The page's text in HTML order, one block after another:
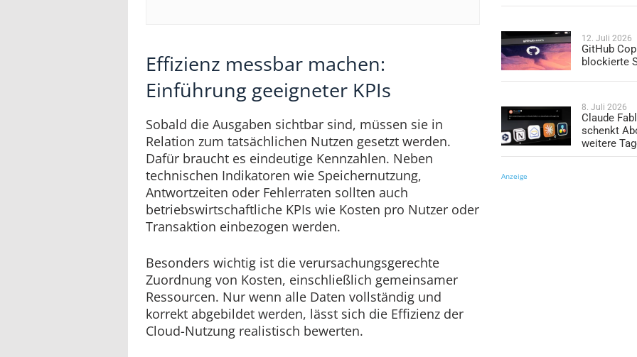
Effizienz messbar machen:
Einführung geeigneter KPIs
Sobald die Ausgaben sichtbar sind, müssen sie in
Relation zum tatsächlichen Nutzen gesetzt werden.
Dafür braucht es eindeutige Kennzahlen. Neben
technischen Indikatoren wie Speichernutzung,
Antwortzeiten oder Fehlerraten sollten auch
betriebswirtschaftliche KPIs wie Kosten pro Nutzer oder
Transaktion einbezogen werden.
Besonders wichtig ist die verursachungsgerechte
Zuordnung von Kosten, einschließlich gemeinsamer
Ressourcen. Nur wenn alle Daten vollständig und
korrekt abgebildet werden, lässt sich die Effizienz der
Cloud-Nutzung realistisch bewerten.
12. Juli 2026
GitHub
blockierte
8. Juli 2026
Claude
schenkt
weitere
Anzeige